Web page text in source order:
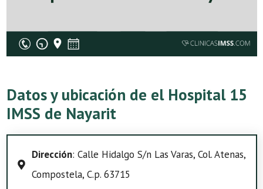
Datos y ubicación de el Hospital 15
IMSS de Nayarit
Dirección: Calle Hidalgo S/n Las Varas, Col. Atenas,
Compostela, C.p. 63715